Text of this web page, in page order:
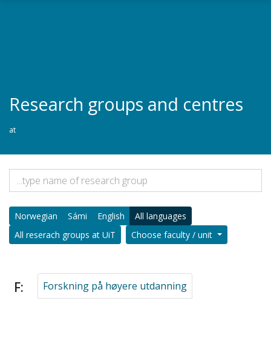
Research groups and centres
at
Norwegian Sámi English
All languages
All reserach groups at UiT
Choose faculty / unit
F: Forskning på høyere utdanning